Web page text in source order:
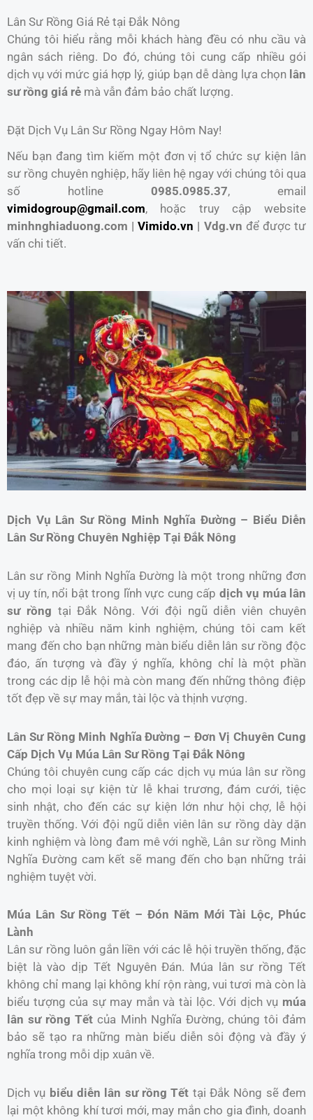
Lân Sư Rồng Giá Rẻ tại Đắk Nông
Chúng tôi hiểu rằng mỗi khách hàng đều có nhu cầu và
ngân sách riêng. Do đó, chúng tôi cung cấp nhiều gói
dịch vụ với mức giá hợp lý, giúp bạn dễ dàng lựa chọn lân
sư rồng giá rẻ mà vẫn đảm bảo chất lượng.
Đặt Dịch Vụ Lân Sư Rồng Ngay Hôm Nay!
Nếu bạn đang tìm kiếm một đơn vị tổ chức sự kiện lân
sư rồng chuyên nghiệp, hãy liên hệ ngay với chúng tôi qua
số hotline 0985.0985.37, email
vimidogroup@gmail.com, hoặc truy cập website
minhnghiaduong.com |Vimido.vn | Vdg.vn để được tư
vấn chi tiết.
Dịch Vụ Lân Sư Rồng Minh Nghĩa Đường – Biểu Diễn
Lân Sư Rồng Chuyên Nghiệp Tại Đắk Nông
Lân sư rồng Minh Nghĩa Đường là một trong những đơn
vị uy tín, nổi bật trong lĩnh vực cung cấp dịch vụ múa lân
sư rồng tại Đắk Nông. Với đội ngũ diễn viên chuyên
nghiệp và nhiều năm kinh nghiệm, chúng tôi cam kết
mang đến cho bạn những màn biểu diễn lân sư rồng độc
đáo, ấn tượng và đầy ý nghĩa, không chỉ là một phần
trong các dịp lễ hội mà còn mang đến những thông điệp
tốt đẹp về sự may mắn, tài lộc và thịnh vượng.
Lân Sư Rồng Minh Nghĩa Đường – Đơn Vị Chuyên Cung
Cấp Dịch Vụ Múa Lân Sư Rồng Tại Đắk Nông
Chúng tôi chuyên cung cấp các dịch vụ múa lân sư rồng
cho mọi loại sự kiện từ lễ khai trương, đám cưới, tiệc
sinh nhật, cho đến các sự kiện lớn như hội chợ, lễ hội
truyền thống. Với đội ngũ diễn viên lân sư rồng dày dặn
kinh nghiệm và lòng đam mê với nghề, Lân sư rồng Minh
Nghĩa Đường cam kết sẽ mang đến cho bạn những trải
nghiệm tuyệt vời.
Múa Lân Sư Rồng Tết – Đón Năm Mới Tài Lộc, Phúc
Lành
Lân sư rồng luôn gắn liền với các lễ hội truyền thống, đặc
biệt là vào dịp Tết Nguyên Đán. Múa lân sư rồng Tết
không chỉ mang lại không khí rộn ràng, vui tươi mà còn là
biểu tượng của sự may mắn và tài lộc. Với dịch vụ múa
lân sư rồng Tết của Minh Nghĩa Đường, chúng tôi đảm
bảo sẽ tạo ra những màn biểu diễn sôi động và đầy ý
nghĩa trong mỗi dịp xuân về.
Dịch vụ biểu diễn lân sư rồng Tết tại Đắk Nông sẽ đem
lại một không khí tươi mới, may mắn cho gia đình, doanh